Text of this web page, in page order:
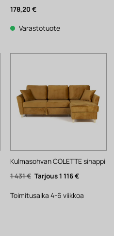
178,20 €
Varastotuote
Kulmasohvan COLETTE sinappi
1 431€ Alkuperäinen
hinta
1
431 €.
1 116€Nykyinen
1
116 €.
Toimitusaika 4-6 viikkoa